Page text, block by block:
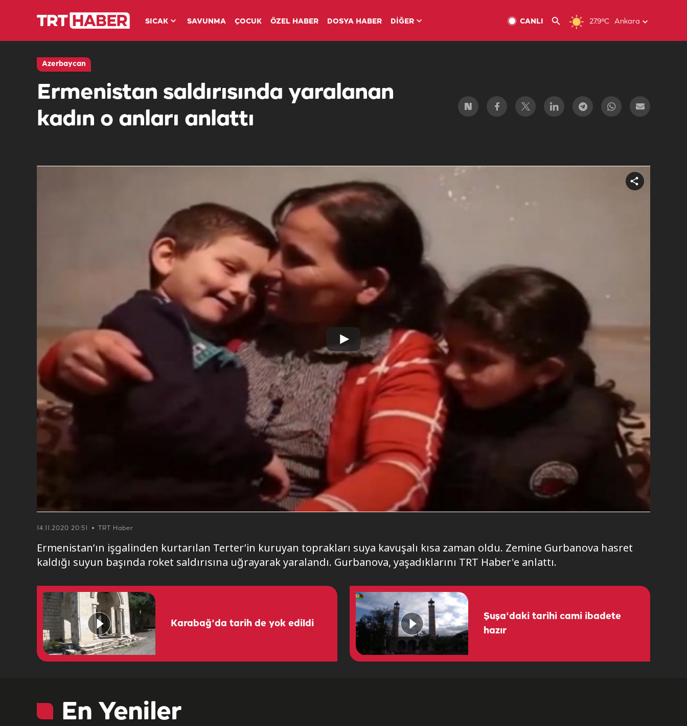
SICAK SAVUNMA ÇOCUK ÖZEL HABER DOSYA HABER DİĞER 27.9ºC Ankara
CANLI
Azerbaycan
Ermenistan saldırısında yaralanan
kadın o anları anlattı
Play
Share
video
14.11.2020 20:51 TRT Haber
Ermenistan’ın işgalinden kurtarılan Terter’in kuruyan toprakları suya kavuşalı kısa zaman oldu. Zemine Gurbanova hasret
kaldığı suyun başında roket saldırısına uğrayarak yaralandı. Gurbanova, yaşadıklarını TRT Haber'e anlattı.
Karabağ'da tarih de yok edildi
Şuşa'daki tarihi cami ibadete
hazır
En Yeniler